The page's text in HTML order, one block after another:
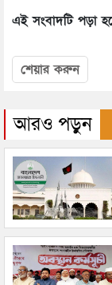
এই সংবাদটি পড়া
শেয়ার করুন
আরও পড়ুন